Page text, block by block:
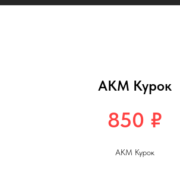
АКМ Курок
850 ₽
АКМ Курок